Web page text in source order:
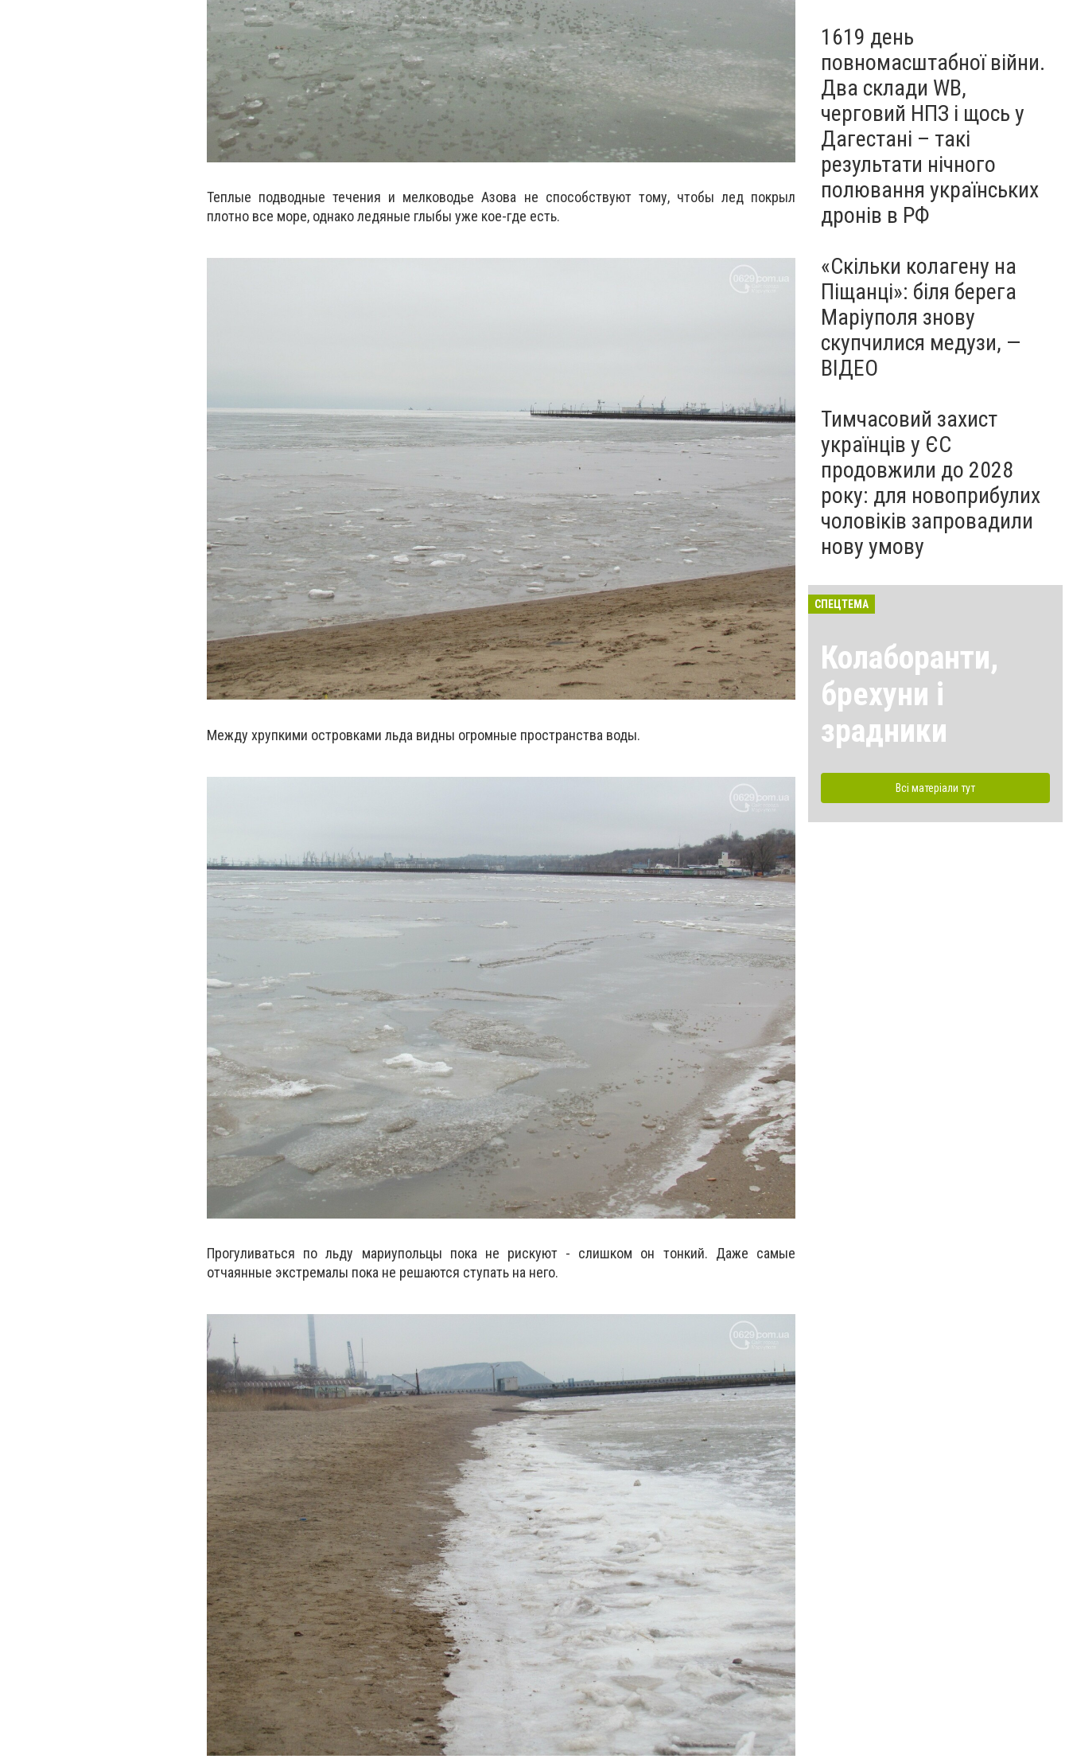
Теплые подводные течения и мелководье Азова не способствуют тому, чтобы лед покрыл
плотно все море, однако ледяные глыбы уже кое-где есть.
Между хрупкими островками льда видны огромные пространства воды.
Прогуливаться по льду мариупольцы пока не рискуют - слишком он тонкий. Даже самые
отчаянные экстремалы пока не решаются ступать на него.
1619 день
повномасштабної війни.
Два склади WB,
черговий НПЗ і щось у
Дагестані – такі
результати нічного
полювання українських
дронів в РФ
«Скільки колагену на
Піщанці»: біля берега
Маріуполя знову
скупчилися медузи, —
ВІДЕО
Тимчасовий захист
українців у ЄС
продовжили до 2028
року: для новоприбулих
чоловіків запровадили
нову умову
СПЕЦТЕМА
Колаборанти,
брехуни і
зрадники
Всі матеріали тут